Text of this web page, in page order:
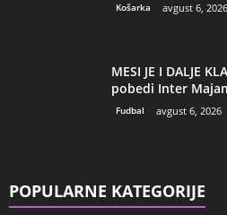
Košarka avgust 6, 2026
MESI JE I DALJE
pobedi Inter
Fudbal avgust 6, 2026
POPULARNE KATEGORIJE